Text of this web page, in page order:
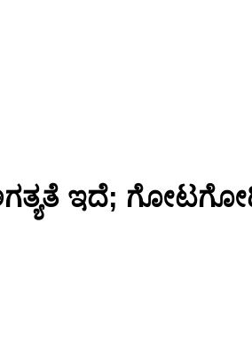
ಅಗತ್ಯತೆ ಇದೆ;